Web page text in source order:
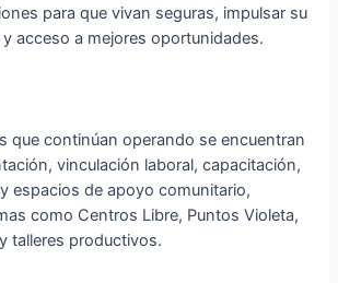
para que vivan seguras, impulsar su
acceso a mejores oportunidades.
que continúan operando se encuentran
vinculación laboral, capacitación,
espacios de apoyo comunitario,
como Centros Libre, Puntos Violeta,
talleres productivos.